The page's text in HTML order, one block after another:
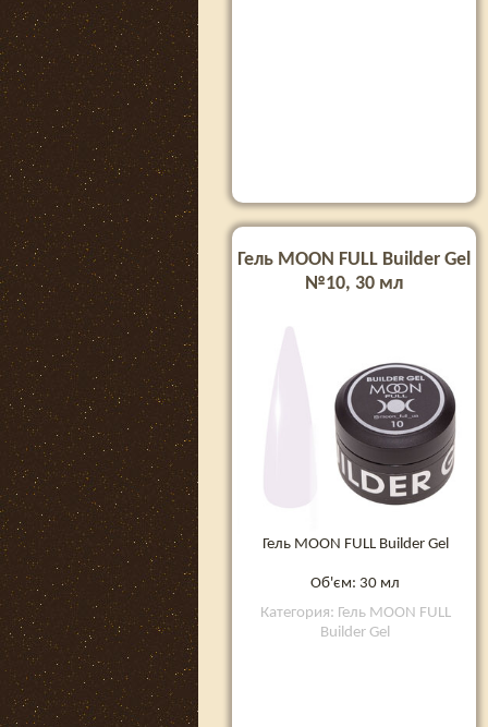
Гель MOON FULL Builder Gel
№10, 30 мл
Гель MOON FULL Builder Gel
Об'єм: 30 мл
Категория: Гель MOON FULL
Builder Gel